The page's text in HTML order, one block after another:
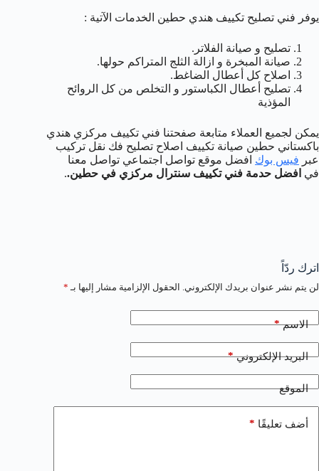
يوفر فني تصليح تكييف هندي حطين الخدمات الآتية :
تصليح و صيانة الفلاتر.
صيانة المبخرة و ازالة الثلج المتراكم حولها.
اصلاح كل أعطال الضاغط.
تصليح أعطال الكباستور و التخلص من كل الروائح
المؤذية
يمكن لجميع العملاء متابعة صفحتنا فني تكييف مركزي هندي
باكستاني حطين صيانة تكييف اصلاح تصليح فك نقل تركيب
عبر فيس بوك افضل موقع تواصل اجتماعي تواصل معنا
في افضل حدمة فني تكييف سنترال مركزي في حطين..
اترك ردّاً
لن يتم نشر عنوان بريدك الإلكتروني. الحقول الإلزامية مشار إليها بـ *
الاسم*
البريد الإلكتروني*
الموقع
أضف تعليقًا *